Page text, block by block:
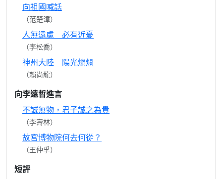
向祖國喊話
（范楚漳）
人無遠慮 必有近憂
（李松喬）
神州大陸 陽光燦爛
（賴尚龍）
向李遠哲進言
不誠無物，君子誠之為貴
（李壽林）
故宮博物院何去何從？
（王仲孚）
短評